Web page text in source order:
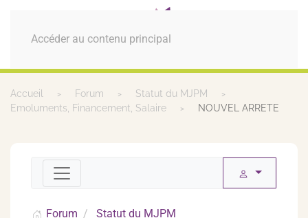
Accéder au contenu principal
MENU
Accueil Forum
Statut du MJPM
Emoluments, Financement, Salaire
NOUVEL ARRETE
Forum
Statut du MJPM